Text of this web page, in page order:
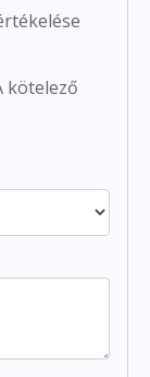
kötelező